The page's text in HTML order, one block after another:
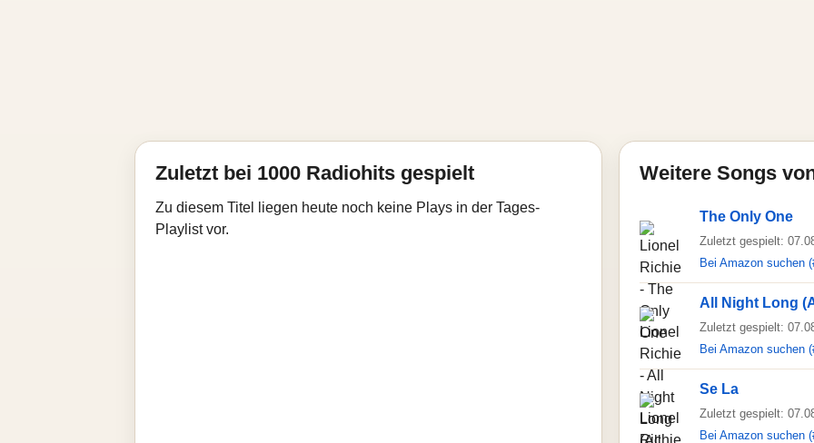
Zuletzt bei 1000 Radiohits gespielt
Zu diesem Titel liegen heute noch keine Plays in der Tages-
Playlist vor.
Weitere Songs
The Only One
Zuletzt gespielt:
Bei Amazon suchen
All Night Long
Zuletzt gespielt:
Bei Amazon suchen
Se La
Zuletzt gespielt:
Bei Amazon suchen